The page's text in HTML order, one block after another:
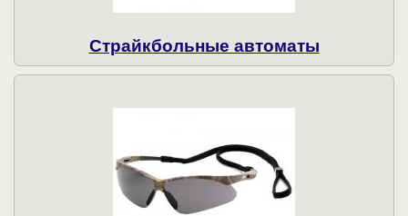
Страйкбольные автоматы